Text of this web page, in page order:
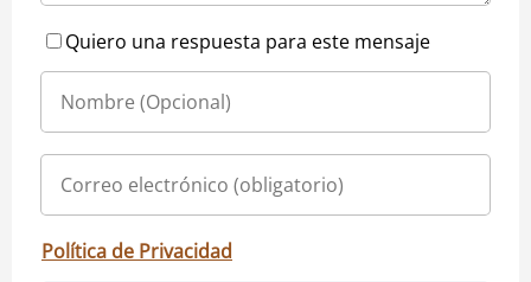
Quiero una respuesta para este mensaje
Política de Privacidad